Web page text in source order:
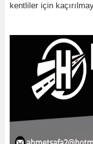
kentliler için